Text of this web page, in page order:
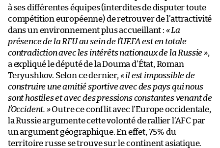
à ses différentes équipes (interdites de disputer toute
compétition européenne) de retrouver de l’attractivité
dans un environnement plus accueillant : « La
présence de la RFU au sein de l’UEFA est en totale
contradiction avec les intérêts nationaux de la Russie »,
a expliqué le député de la Douma d’État, Roman
Teryushkov. Selon ce dernier, « il est impossible de
construire une amitié sportive avec des pays qui nous
sont hostiles et avec des pressions constantes venant de
l’Occident. »Outre ce conflit avec l’Europe occidentale,
la Russie argumente cette volonté de rallier l’AFC par
un argument géographique. En effet, 75% du
territoire russe se trouve sur le continent asiatique.